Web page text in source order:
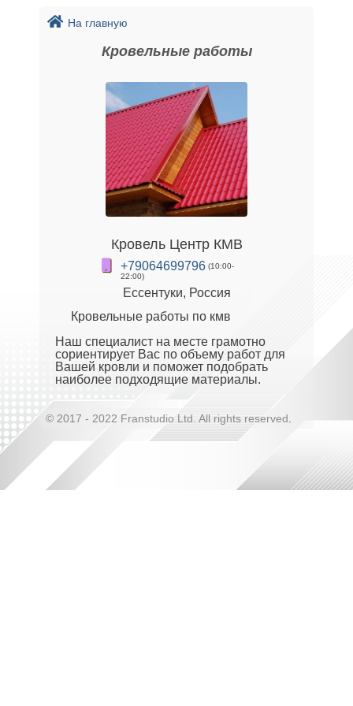
На главную
Кровельные работы
Кровель Центр КМВ
+79064699796 (10:00-
22:00)
Ессентуки, Россия
Кровельные работы по кмв
Наш специалист на месте грамотно
сориентирует Вас по объему работ для
Вашей кровли и поможет подобрать
наиболее подходящие материалы.
© 2017 - 2022 Franstudio Ltd. All rights reserved.